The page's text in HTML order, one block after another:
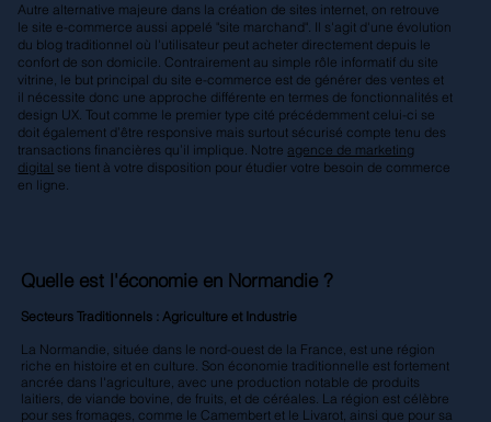
Autre alternative majeure dans la création de sites internet, on retrouve
le site e-commerce aussi appelé "site marchand". Il s'agit d'une évolution
du blog traditionnel où l'utilisateur peut acheter directement depuis le
confort de son domicile. Contrairement au simple rôle informatif du site
vitrine, le but principal du site e-commerce est de générer des ventes et
il nécessite donc une approche différente en termes de fonctionnalités et
design UX. Tout comme le premier type cité précédemment celui-ci se
doit également d’être responsive mais surtout sécurisé compte tenu des
transactions financières qu’il implique. Notre agence de marketing
digital se tient à votre disposition pour étudier votre besoin de commerce
en ligne.
Quelle est l'économie en Normandie ?
Secteurs Traditionnels : Agriculture et Industrie
La Normandie, située dans le nord-ouest de la France, est une région
riche en histoire et en culture. Son économie traditionnelle est fortement
ancrée dans l'agriculture, avec une production notable de produits
laitiers, de viande bovine, de fruits, et de céréales. La région est célèbre
pour ses fromages, comme le Camembert et le Livarot, ainsi que pour sa